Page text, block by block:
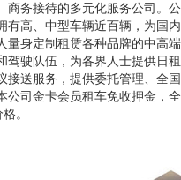
商务接待的多元化服务公司。
有高、中型车辆近百辆，为国
量身定制租赁各种品牌的中高
驾驶队伍，为各界人士提供日
接送服务，提供委托管理、全
公司金卡会员租车免收押金，
。